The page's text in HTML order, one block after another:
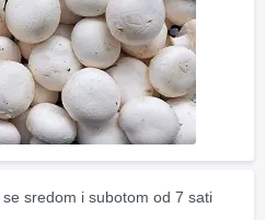
sredom i subotom od 7 sati